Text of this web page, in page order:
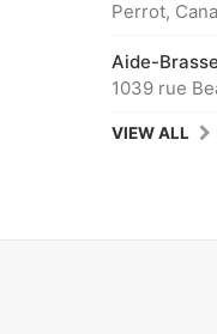
Perrot,
Aide-
1039 rue
VIEW ALL